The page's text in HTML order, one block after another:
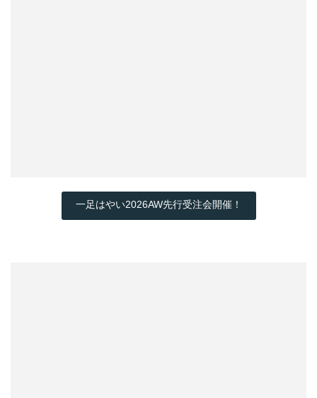
一足はやい2026AW先行受注会開催！